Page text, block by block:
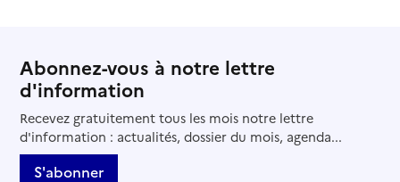
Abonnez-vous à notre lettre
d'information
Recevez gratuitement tous les mois notre lettre
d'information : actualités, dossier du mois, agenda...
S'abonner